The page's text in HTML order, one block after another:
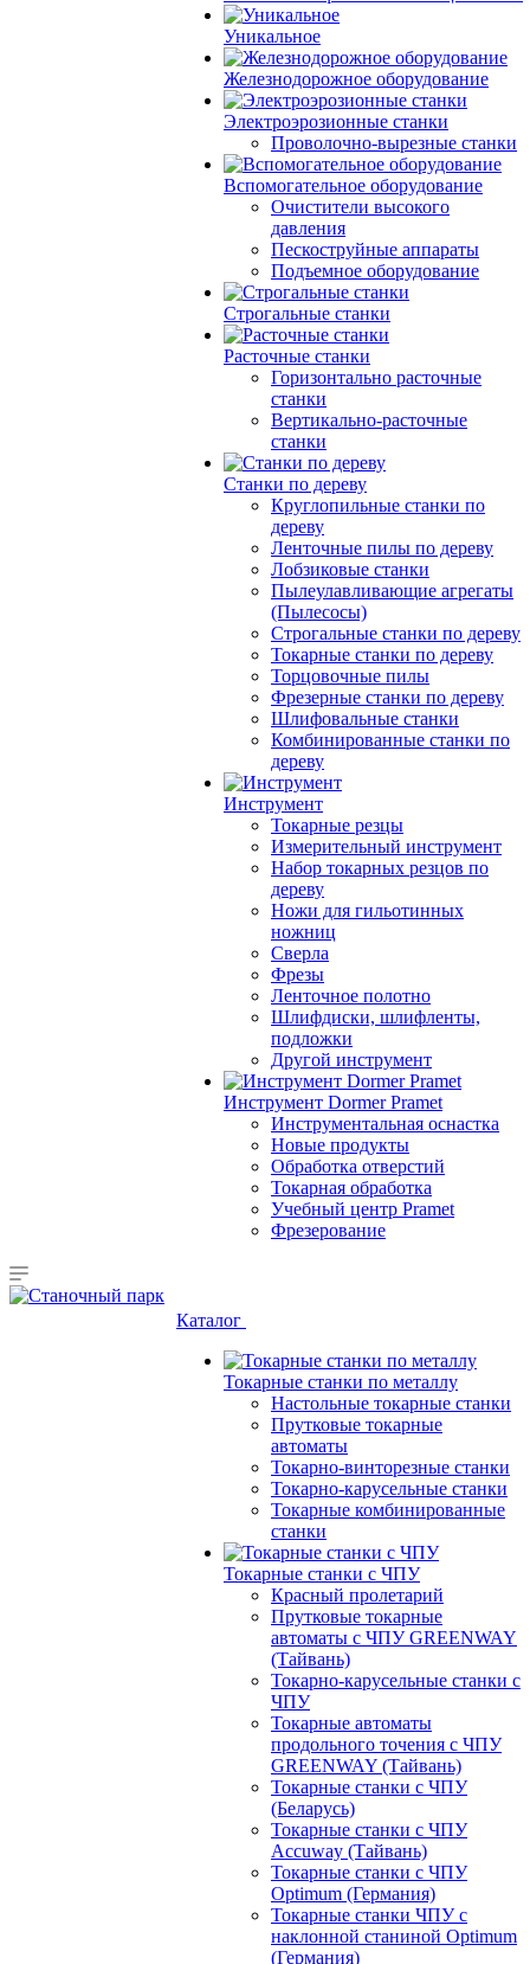
Уникальное
Железнодорожное оборудование
Электроэрозионные станки
Проволочно-вырезные станки
Вспомогательное оборудование
Очистители высокого
давления
Пескоструйные аппараты
Подъемное оборудование
Строгальные станки
Расточные станки
Горизонтально расточные
станки
Вертикально-расточные
станки
Станки по дереву
Круглопильные станки по
дереву
Ленточные пилы по дереву
Лобзиковые станки
Пылеулавливающие агрегаты
(Пылесосы)
Строгальные станки по дереву
Токарные станки по дереву
Торцовочные пилы
Фрезерные станки по дереву
Шлифовальные станки
Комбинированные станки по
дереву
Инструмент
Токарные резцы
Измерительный инструмент
Набор токарных резцов по
дереву
Ножи для гильотинных
ножниц
Сверла
Фрезы
Ленточное полотно
Шлифдиски, шлифленты,
подложки
Другой инструмент
Инструмент Dormer Pramet
Инструментальная оснастка
Новые продукты
Обработка отверстий
Токарная обработка
Учебный центр Pramet
Фрезерование
Каталог
Токарные станки по металлу
Настольные токарные станки
Прутковые токарные
автоматы
Токарно-винторезные станки
Токарно-карусельные станки
Токарные комбинированные
станки
Токарные станки с ЧПУ
Красный пролетарий
Прутковые токарные
автоматы с ЧПУ GREENWAY
(Тайвань)
Токарно-карусельные станки с
ЧПУ
Токарные автоматы
продольного точения с ЧПУ
GREENWAY (Тайвань)
Токарные станки с ЧПУ
(Беларусь)
Токарные станки с ЧПУ
Accuway (Тайвань)
Токарные станки с ЧПУ
Optimum (Германия)
Токарные станки ЧПУ с
наклонной станиной Optimum
(Германия)